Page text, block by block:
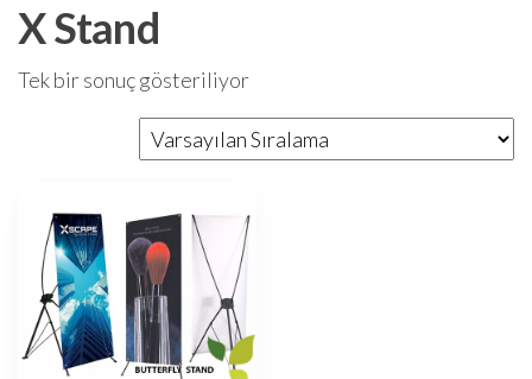
X Stand
Tek bir sonuç gösteriliyor